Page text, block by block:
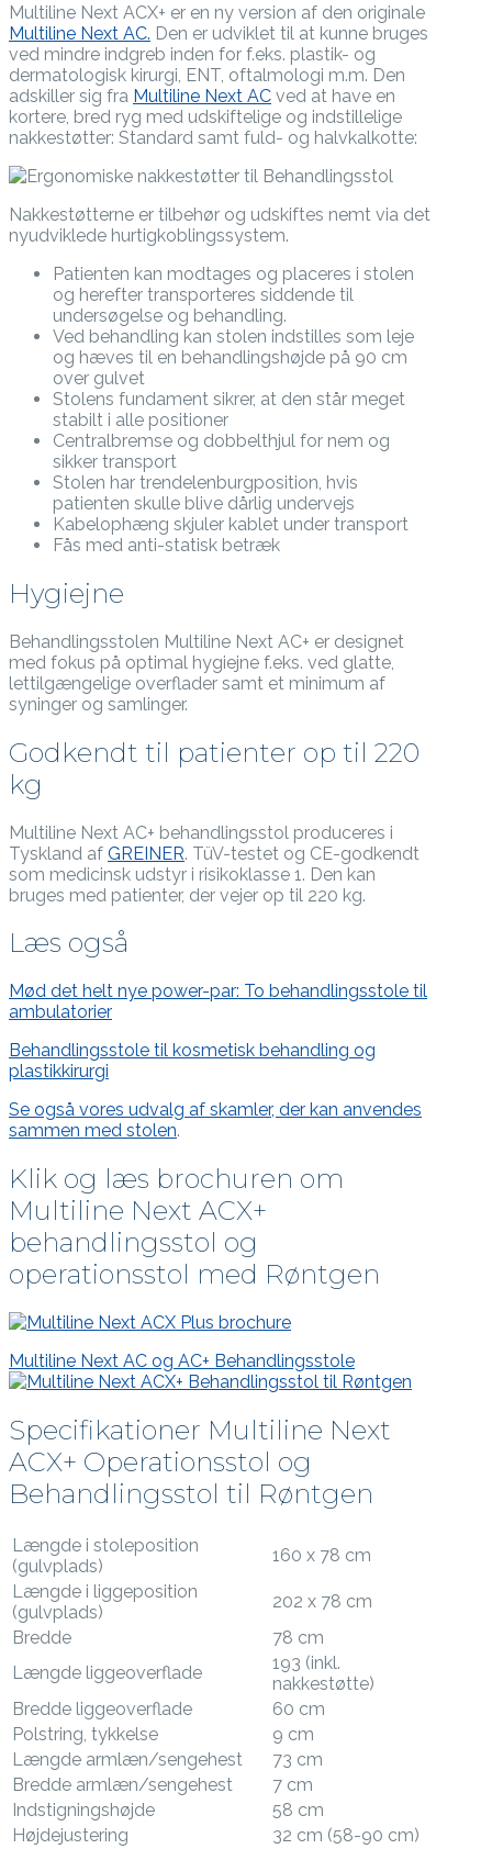
Multiline Next ACX+ er en ny version af den originale
Multiline Next AC. Den er udviklet til at kunne bruges
ved mindre indgreb inden for f.eks. plastik- og
dermatologisk kirurgi, ENT, oftalmologi m.m. Den
adskiller sig fra Multiline Next AC ved at have en
kortere, bred ryg med udskiftelige og indstillelige
nakkestøtter: Standard samt fuld- og halvkalkotte:
Nakkestøtterne er tilbehør og udskiftes nemt via det
nyudviklede hurtigkoblingssystem.
Patienten kan modtages og placeres i stolen
og herefter transporteres siddende til
undersøgelse og behandling.
Ved behandling kan stolen indstilles som leje
og hæves til en behandlingshøjde på 90 cm
over gulvet
Stolens fundament sikrer, at den står meget
stabilt i alle positioner
Centralbremse og dobbelthjul for nem og
sikker transport
Stolen har trendelenburgposition, hvis
patienten skulle blive dårlig undervejs
Kabelophæng skjuler kablet under transport
Fås med anti-statisk betræk
Hygiejne
Behandlingsstolen Multiline Next AC+ er designet
med fokus på optimal hygiejne f.eks. ved glatte,
lettilgængelige overflader samt et minimum af
syninger og samlinger.
Godkendt til patienter op til 220
kg
Multiline Next AC+ behandlingsstol produceres i
Tyskland af GREINER. TüV-testet og CE-godkendt
som medicinsk udstyr i risikoklasse 1. Den kan
bruges med patienter, der vejer op til 220 kg.
Læs også
Mød det helt nye power-par: To behandlingsstole til
ambulatorier
Behandlingsstole til kosmetisk behandling og
plastikkirurgi
Se også vores udvalg af skamler, der kan anvendes
sammen med stolen.
Klik og læs brochuren om
Multiline Next ACX+
behandlingsstol og
operationsstol med Røntgen
Multiline Next AC og AC+ Behandlingsstole
Specifikationer Multiline Next
ACX+ Operationsstol og
Behandlingsstol til Røntgen
Længde i stoleposition
(gulvplads)
160 x 78 cm
Længde i liggeposition
(gulvplads)
202 x 78 cm
Bredde
78 cm
Længde liggeoverflade
193 (inkl.
nakkestøtte)
Bredde liggeoverflade
60 cm
Polstring, tykkelse
9 cm
Længde armlæn/sengehest
73 cm
Bredde armlæn/sengehest
7 cm
Indstigningshøjde
58 cm
Højdejustering
32 cm (58-90 cm)